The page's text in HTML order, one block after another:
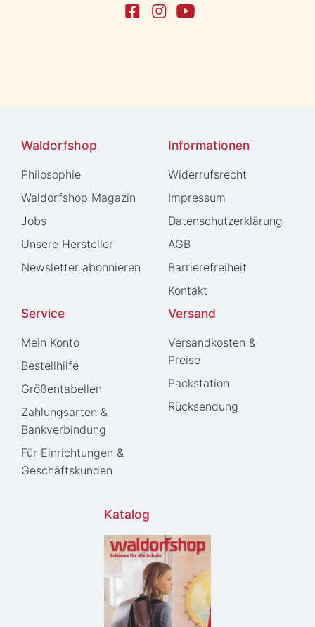
Waldorfshop
Philosophie
Waldorfshop Magazin
Jobs
Unsere Hersteller
Newsletter abonnieren
Informationen
Widerrufs­recht
Impressum
Daten­schutz­erklärung
AGB
Barrierefreiheit
Kontakt
Service
Mein Konto
Bestellhilfe
Größentabellen
Zahlungsarten &
Bankverbindung
Für Einrichtungen &
Geschäftskunden
Versand
Versandkosten &
Preise
Packstation
Rücksendung
Katalog